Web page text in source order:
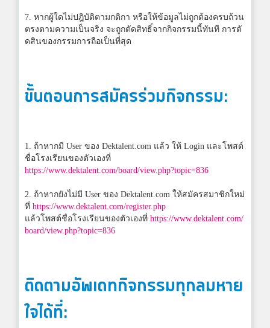
7. หากผู้ใดไม่ปฎิบัติตามกติกา หรือให้ข้อมูลไม่ถูกต้องครบถ้วน
ตรงตามความเป็นจริง จะถูกตัดสิทธิ์จากกิจกรรมนี้ทันที การตั
ดสินของกรรมการถือเป็นที่สุด
ขั้นตอนการสมัครร่วมกิจกรรม:
1. ถ้าหากมี User ของ Dektalent.com แล้ว ให้ Login และโพสต์
ชื่อโรงเรียนของตัวเองที่
https://www.dektalent.com/board/view.php?topic=836
2. ถ้าหากยังไม่มี User ของ Dektalent.com ให้สมัครสมาชิกใหม่
ที่ https://www.dektalent.com/register.php
แล้วโพสต์ชื่อโรงเรียนของตัวเองที่ https://www.dektalent.com/
board/view.php?topic=836
ติดตามอัพเดทกิจกรรมทุกลมหาย
ใจได้ที่: